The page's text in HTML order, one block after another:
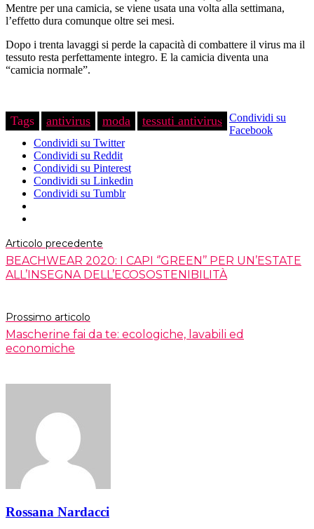
Mentre per una camicia, se viene usata una volta alla settimana,
l’effetto dura comunque oltre sei mesi.
Dopo i trenta lavaggi si perde la capacità di combattere il virus ma il
tessuto resta perfettamente integro. E la camicia diventa una
“camicia normale”.
Tags antivirus moda tessuti antivirus Condividi su
Facebook
Condividi su Twitter
Condividi su Reddit
Condividi su Pinterest
Condividi su Linkedin
Condividi su Tumblr
Articolo precedente
BEACHWEAR 2020: I CAPI ‘’GREEN’’ PER UN’ESTATE
ALL’INSEGNA DELL’ECOSOSTENIBILITÀ
Prossimo articolo
Mascherine fai da te: ecologiche, lavabili ed
economiche
Rossana Nardacci